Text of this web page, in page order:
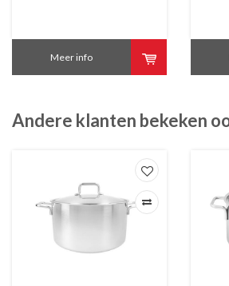
Meer info
Andere klanten bekeken